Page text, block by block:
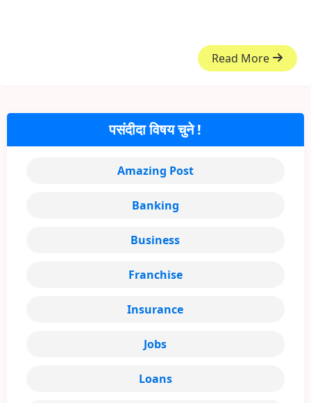
Read More
पसंदीदा विषय चुने !
Amazing Post
Banking
Business
Franchise
Insurance
Jobs
Loans